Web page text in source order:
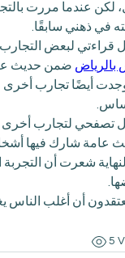
في ذهني سابقًا.
قراءتي لبعض
ضمن حديث
أيضًا تجارب أخرى
تصفحي لتجارب أخرى
عامة شارك فيها
أن أغلب الناس
5